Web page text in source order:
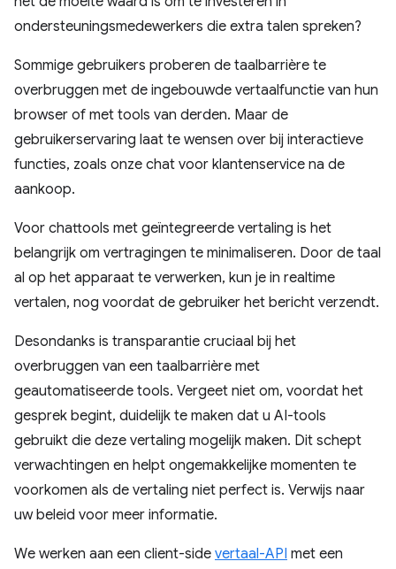
ondersteuningsmedewerkers die extra talen spreken?
Sommige gebruikers proberen de taalbarrière te
overbruggen met de ingebouwde vertaalfunctie van hun
browser of met tools van derden. Maar de
gebruikerservaring laat te wensen over bij interactieve
functies, zoals onze chat voor klantenservice na de
aankoop.
Voor chattools met geïntegreerde vertaling is het
belangrijk om vertragingen te minimaliseren. Door de taal
al op het apparaat te verwerken, kun je in realtime
vertalen, nog voordat de gebruiker het bericht verzendt.
Desondanks is transparantie cruciaal bij het
overbruggen van een taalbarrière met
geautomatiseerde tools. Vergeet niet om, voordat het
gesprek begint, duidelijk te maken dat u AI-tools
gebruikt die deze vertaling mogelijk maken. Dit schept
verwachtingen en helpt ongemakkelijke momenten te
voorkomen als de vertaling niet perfect is. Verwijs naar
uw beleid voor meer informatie.
We werken aan een client-side vertaal-API met een